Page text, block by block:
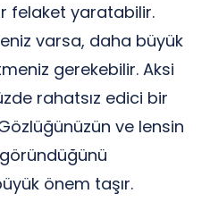
felaket yaratabilir.
varsa, daha büyük
gerekebilir. Aksi
rahatsız edici bir
ve lensin
önem taşır.